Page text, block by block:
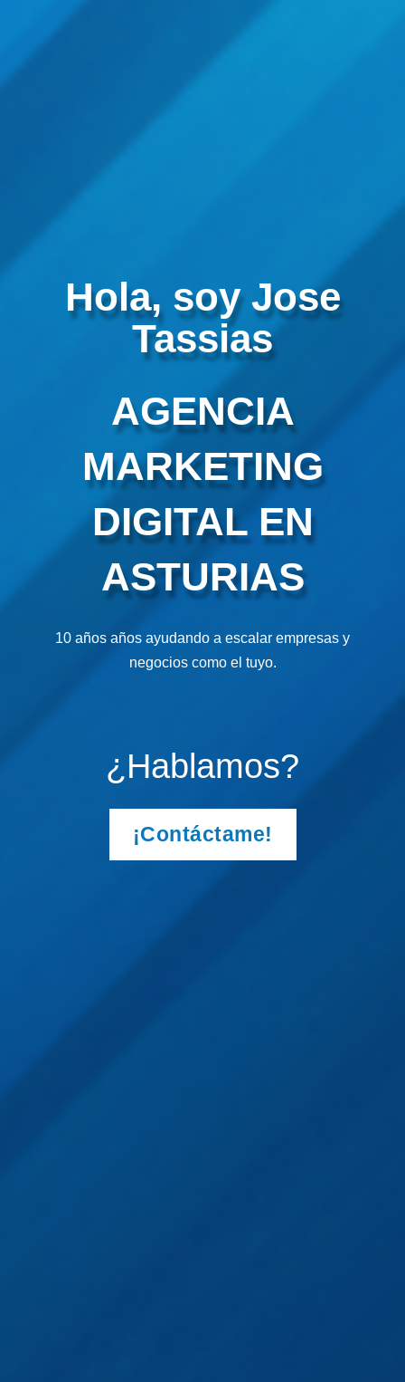
Hola, soy Jose
Tassias
AGENCIA
MARKETING
DIGITAL EN
ASTURIAS
10 años años ayudando a escalar empresas y
negocios como el tuyo.
¿Hablamos?
¡Contáctame!